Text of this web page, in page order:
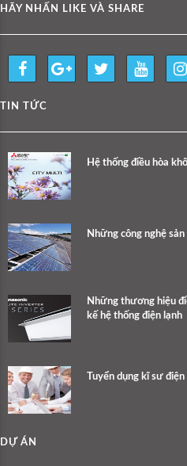
HÃY NHẤN LIKE VÀ SHARE
TIN TỨC
Hệ thống điều hòa
Những công nghệ
Những thương hiệu
kế hệ thống điện lạnh
Tuyển dụng kĩ sư điện
DỰ ÁN